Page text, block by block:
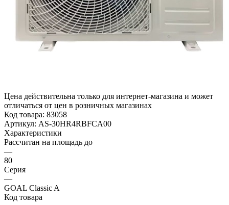
Цена действительна только для интернет-магазина и может
отличаться от цен в розничных магазинах
Код товара: 83058
Артикул: AS-30HR4RBFCA00
Характеристики
Рассчитан на площадь до
—
80
Серия
—
GOAL Classic A
Код товара